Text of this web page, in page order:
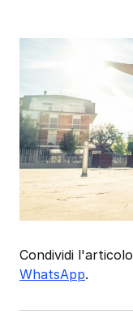
Condividi
WhatsApp.